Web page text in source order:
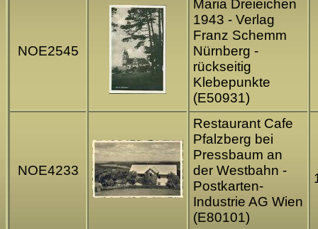
NOE2545
Maria Dreieichen
1943 - Verlag
Franz Schemm
Nürnberg -
rückseitig
Klebepunkte
(E50931)
NOE4233
Restaurant Cafe
Pfalzberg bei
Pressbaum an
der Westbahn -
Postkarten-
Industrie AG Wien
(E80101)